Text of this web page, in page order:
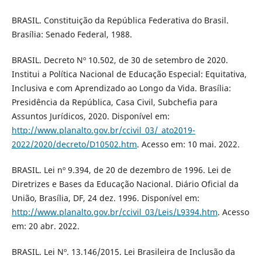
BRASIL. Constituição da República Federativa do Brasil.
Brasília: Senado Federal, 1988.
BRASIL. Decreto Nº 10.502, de 30 de setembro de 2020.
Institui a Política Nacional de Educação Especial: Equitativa,
Inclusiva e com Aprendizado ao Longo da Vida. Brasília:
Presidência da República, Casa Civil, Subchefia para
Assuntos Jurídicos, 2020. Disponível em:
http://www.planalto.gov.br/ccivil_03/_ato2019-
2022/2020/decreto/D10502.htm. Acesso em: 10 mai. 2022.
BRASIL. Lei nº 9.394, de 20 de dezembro de 1996. Lei de
Diretrizes e Bases da Educação Nacional. Diário Oficial da
União, Brasília, DF, 24 dez. 1996. Disponível em:
http://www.planalto.gov.br/ccivil_03/Leis/L9394.htm. Acesso
em: 20 abr. 2022.
BRASIL. Lei Nº. 13.146/2015. Lei Brasileira de Inclusão da